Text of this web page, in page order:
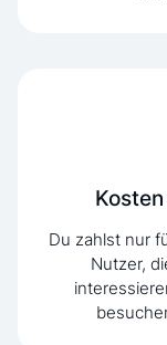
Du zahlst nur
Nutzer,